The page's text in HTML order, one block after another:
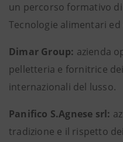
un percorso formativo
Tecnologie alimentari
Dimar Group: azienda
pelletteria e fornitrice
internazionali del lusso.
Panifico S.Agnese srl:
tradizione e il rispetto